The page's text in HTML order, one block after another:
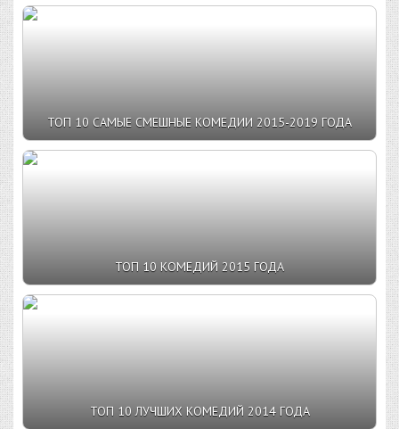
ТОП 10 САМЫЕ СМЕШНЫЕ КОМЕДИИ 2015-2019 ГОДА
ТОП 10 КОМЕДИЙ 2015 ГОДА
ТОП 10 ЛУЧШИХ КОМЕДИЙ 2014 ГОДА